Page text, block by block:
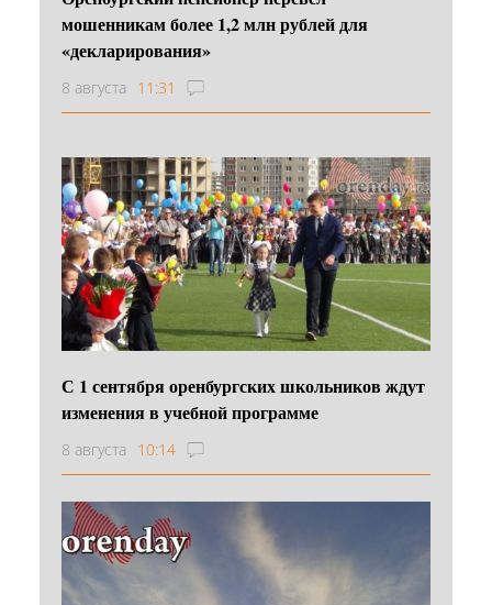
мошенникам более 1,2 млн рублей для
«декларирования»
8 августа 11:31
С 1 сентября оренбургских школьников ждут
изменения в учебной программе
8 августа 10:14